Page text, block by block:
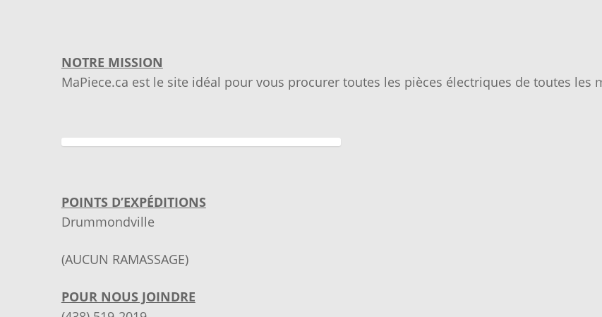
NOTRE MISSION
MaPiece.ca est le site idéal pour vous procurer toutes les pièces électriques de toutes les
POINTS D’EXPÉDITIONS
Drummondville
(AUCUN RAMASSAGE)
POUR NOUS JOINDRE